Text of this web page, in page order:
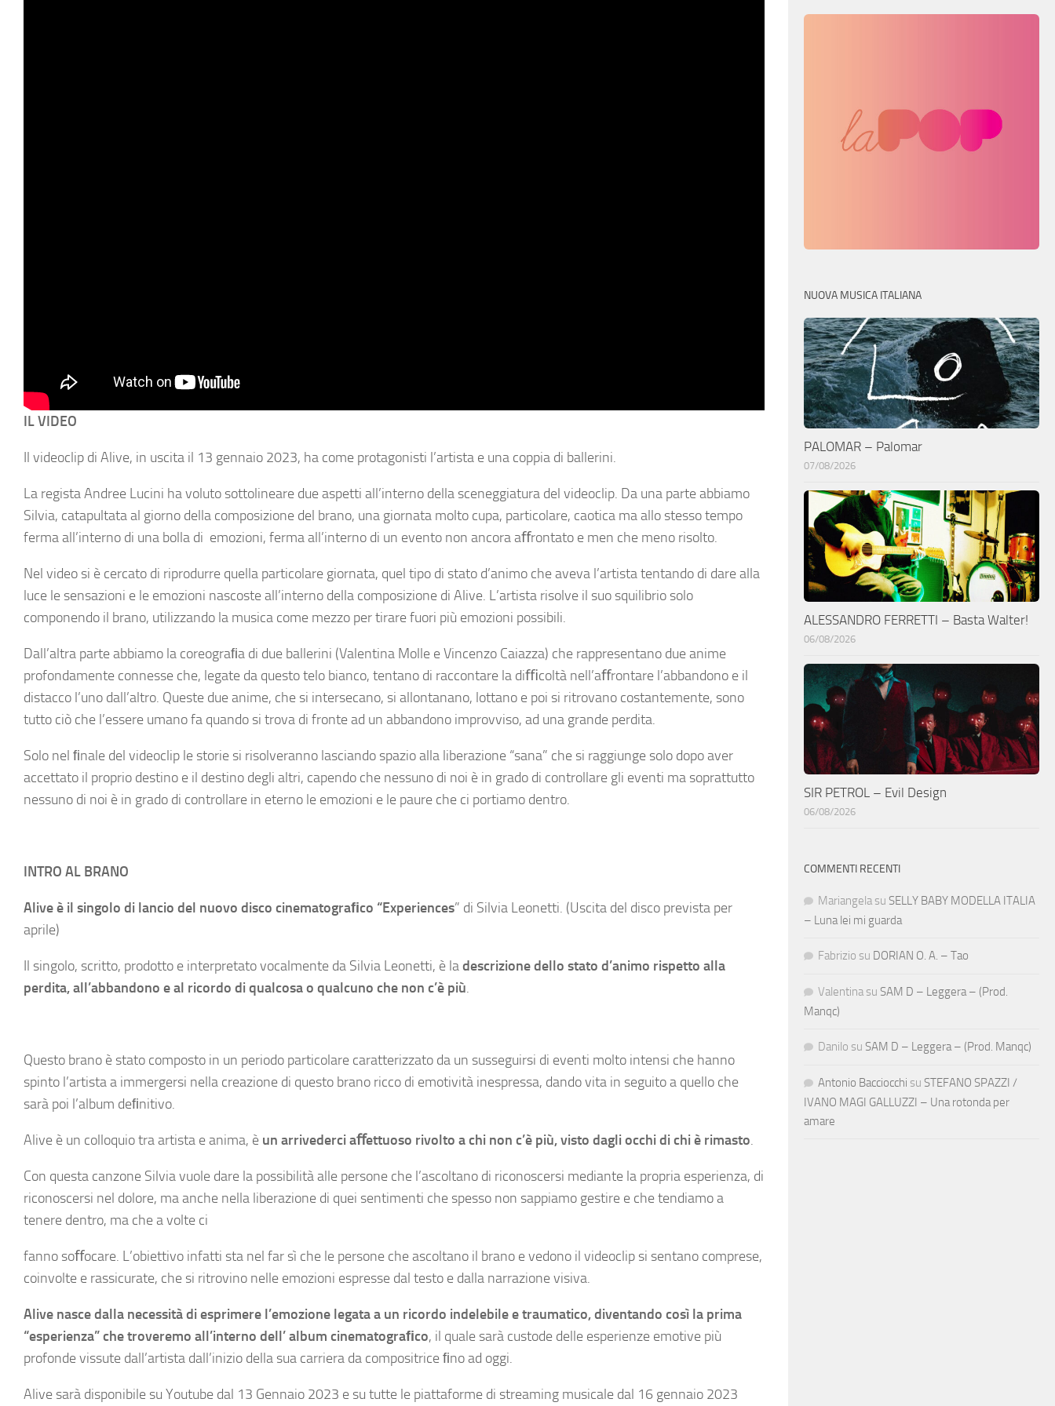
IL VIDEO
Il videoclip di Alive, in uscita il 13 gennaio 2023, ha come protagonisti l’artista e una coppia di ballerini.
La regista Andree Lucini ha voluto sottolineare due aspetti all’interno della sceneggiatura del videoclip. Da una parte abbiamo
Silvia, catapultata al giorno della composizione del brano, una giornata molto cupa, particolare, caotica ma allo stesso tempo
ferma all’interno di una bolla di emozioni, ferma all’interno di un evento non ancora aﬀrontato e men che meno risolto.
Nel video si è cercato di riprodurre quella particolare giornata, quel tipo di stato d’animo che aveva l’artista tentando di dare alla
luce le sensazioni e le emozioni nascoste all’interno della composizione di Alive. L’artista risolve il suo squilibrio solo
componendo il brano, utilizzando la musica come mezzo per tirare fuori più emozioni possibili.
Dall’altra parte abbiamo la coreograﬁa di due ballerini (Valentina Molle e Vincenzo Caiazza) che rappresentano due anime
profondamente connesse che, legate da questo telo bianco, tentano di raccontare la diﬃcoltà nell’aﬀrontare l’abbandono e il
distacco l’uno dall’altro. Queste due anime, che si intersecano, si allontanano, lottano e poi si ritrovano costantemente, sono
tutto ciò che l’essere umano fa quando si trova di fronte ad un abbandono improvviso, ad una grande perdita.
Solo nel ﬁnale del videoclip le storie si risolveranno lasciando spazio alla liberazione “sana” che si raggiunge solo dopo aver
accettato il proprio destino e il destino degli altri, capendo che nessuno di noi è in grado di controllare gli eventi ma soprattutto
nessuno di noi è in grado di controllare in eterno le emozioni e le paure che ci portiamo dentro.
INTRO AL BRANO
Alive è il singolo di lancio del nuovo disco cinematograﬁco “Experiences” di Silvia Leonetti. (Uscita del disco prevista per
aprile)
Il singolo, scritto, prodotto e interpretato vocalmente da Silvia Leonetti, è ladescrizione dello stato d’animo rispetto alla
perdita, all’abbandono e al ricordo di qualcosa o qualcuno che non c’è più.
Questo brano è stato composto in un periodo particolare caratterizzato da un susseguirsi di eventi molto intensi che hanno
spinto l’artista a immergersi nella creazione di questo brano ricco di emotività inespressa, dando vita in seguito a quello che
sarà poi l’album deﬁnitivo.
Alive è un colloquio tra artista e anima, è un arrivederci aﬀettuoso rivolto a chi non c’è più, visto dagli occhi di chi è rimasto.
Con questa canzone Silvia vuole dare la possibilità alle persone che l’ascoltano di riconoscersi mediante la propria esperienza, di
riconoscersi nel dolore, ma anche nella liberazione di quei sentimenti che spesso non sappiamo gestire e che tendiamo a
tenere dentro, ma che a volte ci
fanno soﬀocare. L’obiettivo infatti sta nel far sì che le persone che ascoltano il brano e vedono il videoclip si sentano comprese,
coinvolte e rassicurate, che si ritrovino nelle emozioni espresse dal testo e dalla narrazione visiva.
Alive nasce dalla necessità di esprimere l’emozione legata a un ricordo indelebile e traumatico, diventando così la prima
“esperienza” che troveremo all’interno dell’ album cinematograﬁco, il quale sarà custode delle esperienze emotive più
profonde vissute dall’artista dall’inizio della sua carriera da compositrice ﬁno ad oggi.
Alive sarà disponibile su Youtube dal 13 Gennaio 2023 e su tutte le piattaforme di streaming musicale dal 16 gennaio 2023
NUOVA MUSICA ITALIANA
PALOMAR – Palomar
07/08/2026
ALESSANDRO FERRETTI – Basta Walter!
06/08/2026
SIR PETROL – Evil Design
06/08/2026
COMMENTI RECENTI
Mariangela su SELLY BABY MODELLA ITALIA
– Luna lei mi guarda
Fabrizio su DORIAN O. A. – Tao
Valentina su SAM D – Leggera – (Prod.
Manqc)
Danilo su SAM D – Leggera – (Prod. Manqc)
Antonio Bacciocchi su STEFANO SPAZZI /
IVANO MAGI GALLUZZI – Una rotonda per
amare